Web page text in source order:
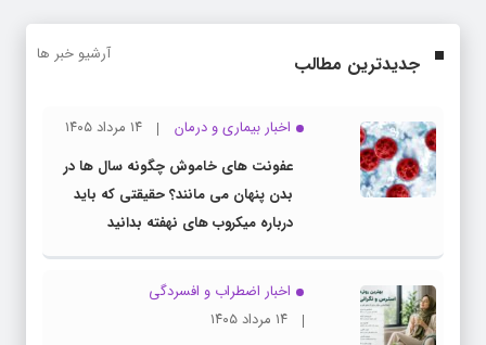
جدیدترین مطالب آرشیو خبر ها
اخبار بیماری و درمان
۱۴ مرداد ۱۴۰۵
عفونت های خاموش چگونه سال ها در
بدن پنهان می مانند؟ حقیقتی که باید
درباره میکروب های نهفته بدانید
اخبار اضطراب و افسردگی
۱۴ مرداد ۱۴۰۵